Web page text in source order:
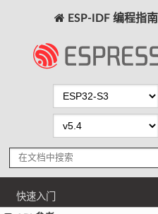
ESP-IDF 编程指南
快速入门